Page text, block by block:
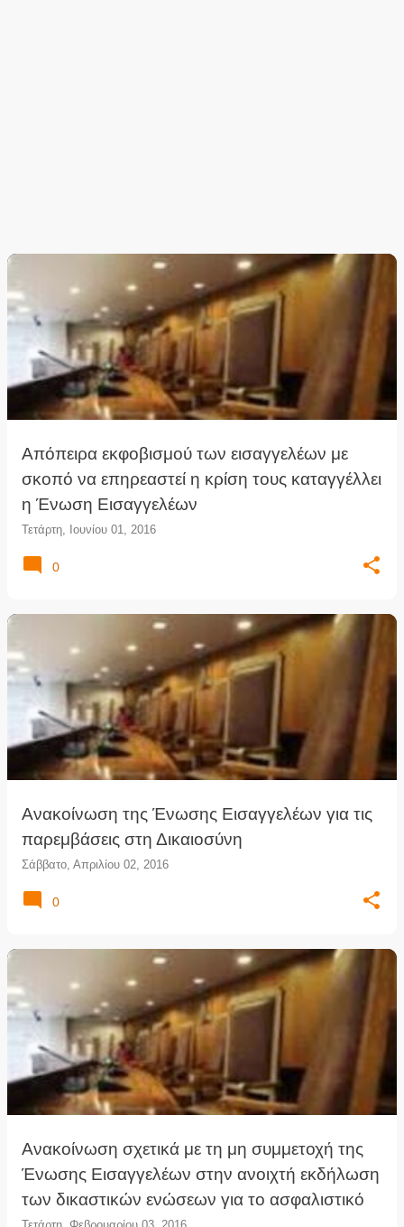
Απόπειρα εκφοβισμού των εισαγγελέων με
σκοπό να επηρεαστεί η κρίση τους καταγγέλλει
η Ένωση Εισαγγελέων
Τετάρτη, Ιουνίου 01, 2016
0
Ανακοίνωση της Ένωσης Εισαγγελέων για τις
παρεμβάσεις στη Δικαιοσύνη
Σάββατο, Απριλίου 02, 2016
0
Ανακοίνωση σχετικά με τη μη συμμετοχή της
Ένωσης Εισαγγελέων στην ανοιχτή εκδήλωση
των δικαστικών ενώσεων για το ασφαλιστικό